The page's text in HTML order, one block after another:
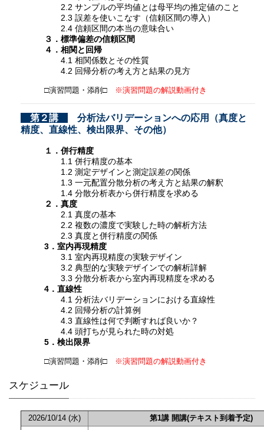
2.2 サンプルの平均値とは母平均の推定値のこと
2.3 誤差を使いこなす（信頼区間の導入）
2.4 信頼区間の本当の意味合い
３．標準偏差の信頼区間
４．相関と回帰
4.1 相関係数とその性質
4.2 回帰分析の考え方と結果の見方
□演習問題・添削□ ※演習問題の解説動画付き
第２講
分析法バリデーションへの応用（真度と
精度、直線性、検出限界、その他）
１．併行精度
1.1 併行精度の基本
1.2 測定デザインと測定誤差の関係
1.3 一元配置分散分析の考え方と結果の解釈
1.4 分散分析表から併行精度を求める
２．真度
2.1 真度の基本
2.2 複数の濃度で実験した時の解析方法
2.3 真度と併行精度の関係
3．室内再現精度
3.1 室内再現精度の実験デザイン
3.2 典型的な実験デザインでの解析詳解
3.3 分散分析表から室内再現精度を求める
4．直線性
4.1 分析法バリデーションにおける直線性
4.2 回帰分析の計算例
4.3 直線性は何で判断すれば良いか？
4.4 頭打ちが見られた時の対処
5．検出限界
□演習問題・添削□ ※演習問題の解説動画付き
スケジュール
2026/10/14 (水)
第1講 開講(テキスト到着予定)